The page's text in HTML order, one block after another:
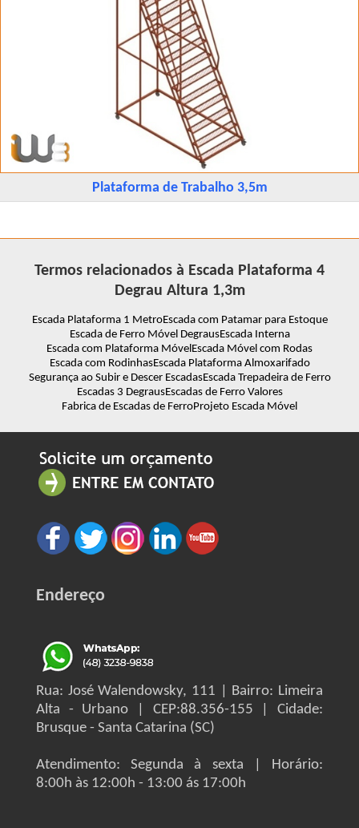
Plataforma de Trabalho 3,5m
Termos relacionados à Escada Plataforma 4
Degrau Altura 1,3m
Escada Plataforma 1 MetroEscada com Patamar para Estoque
Escada de Ferro Móvel DegrausEscada Interna
Escada com Plataforma MóvelEscada Móvel com Rodas
Escada com RodinhasEscada Plataforma Almoxarifado
Segurança ao Subir e Descer EscadasEscada Trepadeira de Ferro
Escadas 3 DegrausEscadas de Ferro Valores
Fabrica de Escadas de FerroProjeto Escada Móvel
Endereço
Rua: José Walendowsky, 111 | Bairro: Limeira
Alta - Urbano | CEP:88.356-155 | Cidade:
Brusque - Santa Catarina (SC)
Atendimento: Segunda à sexta | Horário:
8:00h às 12:00h - 13:00 ás 17:00h